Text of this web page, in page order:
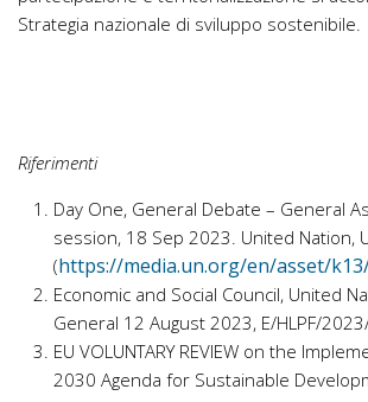
Strategia nazionale di sviluppo sostenibile.
Riferimenti
Day One, General Debate – General
session, 18 Sep 2023. United Nation,
(https://media.un.org/en/asset/
Economic and Social Council, United
General 12 August 2023, E/HLPF/
EU VOLUNTARY REVIEW on the
2030 Agenda for Sustainable